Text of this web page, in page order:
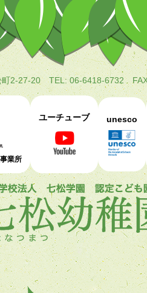
2-27-20 TEL: 06-6418-6732
業所
ユーチューブ unesco